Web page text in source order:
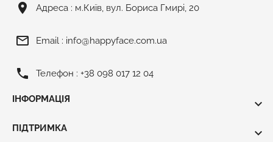
room Адреса : м.Київ, вул. Бориса Гмирі, 20
mail_outline Email : info@happyface.com.ua
phone Телефон : +38 098 017 12 04
ІНФОРМАЦІЯ 
ПІДТРИМКА 